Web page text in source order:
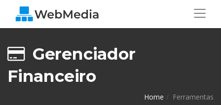
Gerenciador
Financeiro
Home Ferramentas